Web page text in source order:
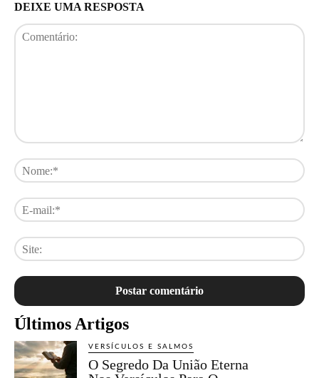
DEIXE UMA RESPOSTA
Últimos Artigos
VERSÍCULOS E SALMOS
O Segredo Da União Eterna